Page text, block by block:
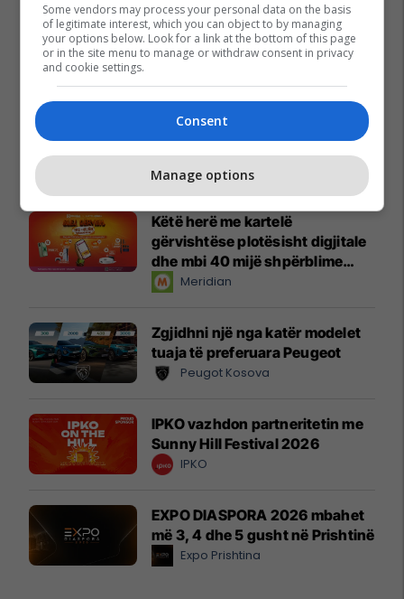
Reklamo këtu
Këtë herë me kartelë
gërvishtëse plotësisht digjitale
dhe mbi 40 mijë shpërblime
instant!Meridian
Zgjidhni një nga katër modelet
tuaja të preferuara Peugeot
Peugot Kosova
IPKO vazhdon partneritetin me
Sunny Hill Festival 2026
IPKO
EXPO DIASPORA 2026 mbahet
më 3, 4 dhe 5 gusht në Prishtinë
Expo Prishtina
Some vendors may process your personal data on the basis
of legitimate interest, which you can object to by managing
your options below. Look for a link at the bottom of this page
or in the site menu to manage or withdraw consent in privacy
and cookie settings.
Consent
Manage options